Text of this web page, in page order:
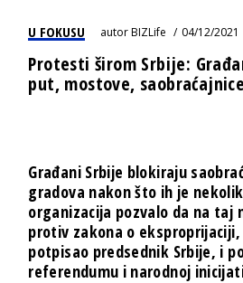
U FOKUSU autorBIZLife 04/12/
Protesti širom Srbije:
put, mostove,
Građani Srbije blokiraju
gradova nakon što ih je
organizacija pozvalo da na taj
protiv zakona o
potpisao predsednik Srbije, i
referendumu i narodnoj